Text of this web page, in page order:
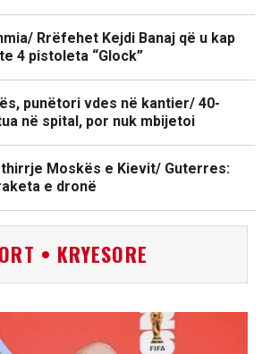
Rrëfehet Kejdi Banaj që u kap
4 pistoleta “Glock”
punëtori vdes në kantier/ 40-
në spital, por nuk mbijetoi
thirrje Moskës e Kievit/ Guterres:
e dronë
• KRYESORE